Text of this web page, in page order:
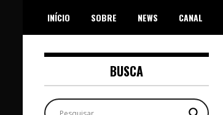
content
INÍCIO SOBRE NEWS CANAL
BUSCA